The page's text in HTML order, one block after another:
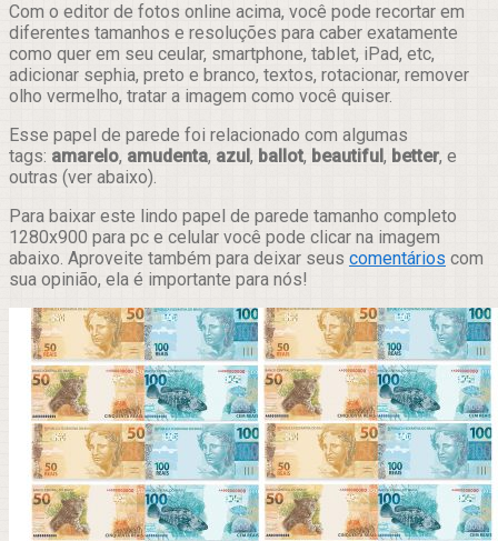
Com o editor de fotos online acima, você pode recortar em
diferentes tamanhos e resoluções para caber exatamente
como quer em seu ceular, smartphone, tablet, iPad, etc,
adicionar sephia, preto e branco, textos, rotacionar, remover
olho vermelho, tratar a imagem como você quiser.
Esse papel de parede foi relacionado com algumas
tags: amarelo, amudenta, azul, ballot, beautiful, better, e
outras (ver abaixo).
Para baixar este lindo papel de parede tamanho completo
1280x900 para pc e celular você pode clicar na imagem
abaixo. Aproveite também para deixar seus comentários com
sua opinião, ela é importante para nós!